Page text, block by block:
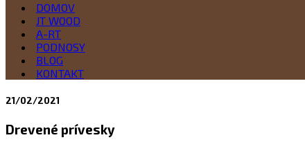
T & T
Drevo je naša vášeň
DOMOV
JT WOOD
A-RT
PODNOSY
BLOG
KONTAKT
21/02/2021
Drevené prívesky